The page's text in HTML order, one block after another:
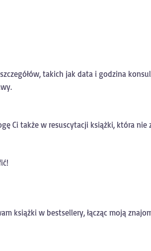
takich jak data i godzina
Ci także w resuscytacji książki, która nie
książki w bestsellery, łącząc moją